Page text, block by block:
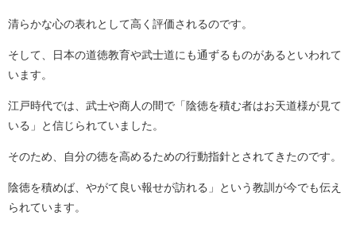
清らかな心の表れとして高く評価されるのです。
そして、日本の道徳教育や武士道にも通ずるものがあるといわれて
います。
江戸時代では、武士や商人の間で「陰徳を積む者はお天道様が見て
いる」と信じられていました。
そのため、自分の徳を高めるための行動指針とされてきたのです。
陰徳を積めば、やがて良い報せが訪れる」という教訓が今でも伝え
られています。